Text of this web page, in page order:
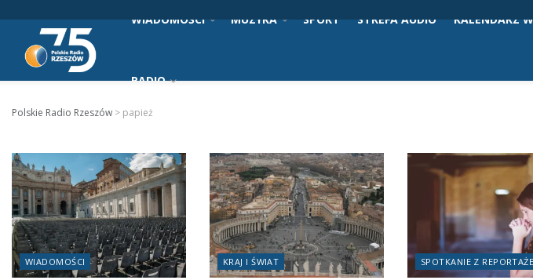
WIADOMOŚCI MUZYKA SPORT STREFA AUDIO KALENDARZ
RADIO
Polskie Radio Rzeszów > papież
WIADOMOŚCI KRAJ I ŚWIAT SPOTKANIE Z